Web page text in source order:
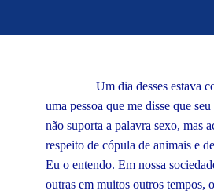
Um dia desses estava
uma pessoa que me disse que
não suporta a palavra sexo, mas
respeito de cópula de animais e
Eu o entendo. Em nossa
outras em muitos outros tempos,